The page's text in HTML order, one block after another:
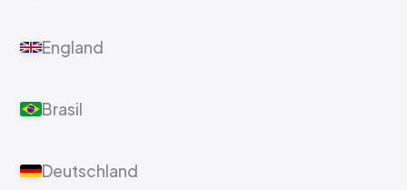
England
Brasil
Deutschland